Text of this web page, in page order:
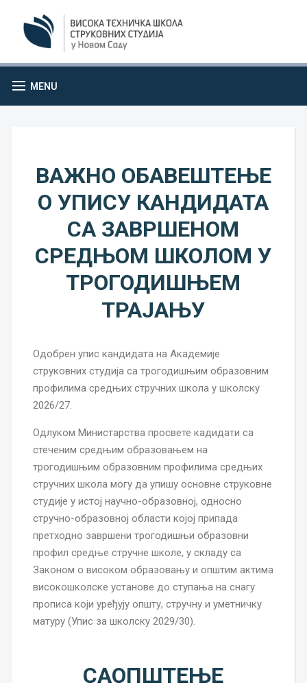
MENU
ВАЖНО ОБАВЕШТЕЊЕ
О УПИСУ КАНДИДАТА
СА ЗАВРШЕНОМ
СРЕДЊОМ ШКОЛОМ У
ТРОГОДИШЊЕМ
ТРАЈАЊУ
Одобрен упис кандидата на Академије
струковних студија са трогодишњим образовним
профилима средњих стручних школа у школску
2026/27.
Одлуком Министарства просвете кадидати са
стеченим средњим образовањем на
трогодишњим образовним профилима средњих
стручних школа могу да упишу основне струковне
студије у истој научно-образовној, односно
стручно-образовној области којој припада
претходно завршени трогодишњи образовни
профил средње стручне школе, у складу са
Законом о високом образовању и општим актима
високошколске установе до ступања на снагу
прописа који уређују општу, стручну и уметничку
матуру (Упис за школску 2029/30).
САОПШТЕЊЕ